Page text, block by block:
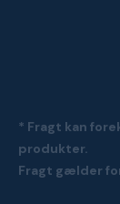
* Fragt kan
produkter.
Fragt gælder